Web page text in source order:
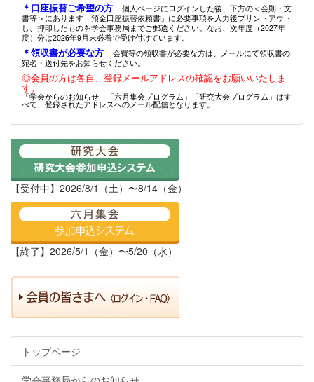
＊口座振替ご希望の方
個人ページにログインした後、下方の＜会則・文
書等＞にあります「預金口座振替依頼書」に必要事項を入力後プリントアウト
し、押印したものを学会事務局までご郵送ください。なお、次年度（2027年
度）分は2026年9月末必着で受け付けています。
＊領収書が必要な方
会費等の領収書が必要な方は、メールにて領収書の
宛名・送付先をお知らせください。
◎会員の方は各自、登録メールアドレスの確認をお願いいたしま
す。
「学会からのお知らせ」「六月集会プログラム」「研究大会プログラム」はす
べて、登録されたアドレスへのメール配信となります。
【受付中】2026/8/1（土）〜8/14（金）
【終了】2026/5/1（金）〜5/20（水）
トップページ